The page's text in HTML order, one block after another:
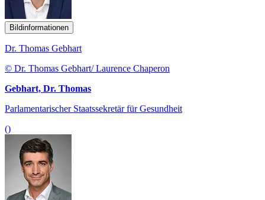
Bildinformationen
Dr. Thomas Gebhart
© Dr. Thomas Gebhart/ Laurence Chaperon
Gebhart, Dr. Thomas
Parlamentarischer Staatssekretär für Gesundheit
()